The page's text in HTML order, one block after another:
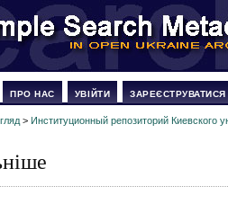
ПРО НАС УВІЙТИ ЗАРЕЄСТРУВАТИСЯ
> Институционный репозиторий Киевского